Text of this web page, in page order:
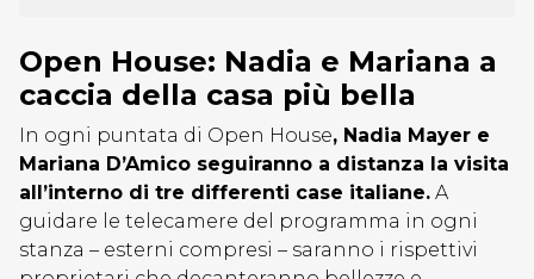
Open House: Nadia e Mariana a
caccia della casa più bella
In ogni puntata di Open House, Nadia Mayer e
Mariana D’Amico seguiranno a distanza la visita
all’interno di tre differenti case italiane. A
guidare le telecamere del programma in ogni
stanza – esterni compresi – saranno i rispettivi